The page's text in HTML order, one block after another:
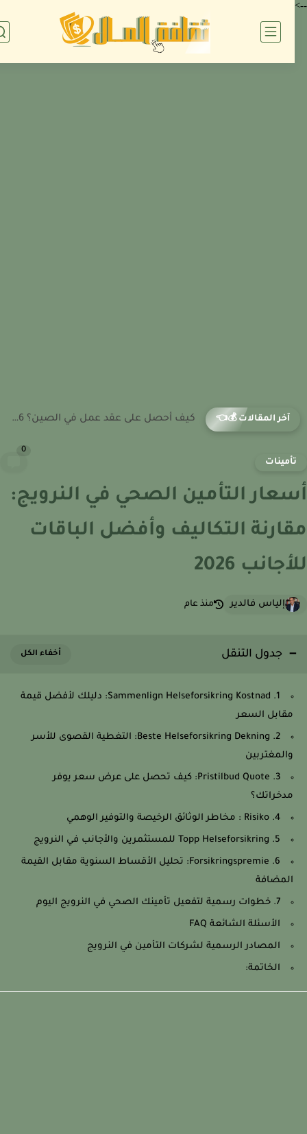
آخر المقالات 💰👈 كيف أحصل على عقد عمل في اليابان؟ 2026
التأمين الصحي في النرويج:
التكاليف وأفضل الباقات
2026
إلياس فالدير منذ عام
جدول التنقل
1. Sammenlign Helseforsikring Kostnad: دليلك لأفضل قيمة
مقابل السعر
2. Beste Helseforsikring Dekning: التغطية القصوى للأسر
والمغتربين
3. Pristilbud Quote: كيف تحصل على عرض سعر يوفر
مدخراتك؟
4. Risiko : مخاطر الوثائق الرخيصة والتوفير الوهمي
5. Topp Helseforsikring للمستثمرين والأجانب في النرويج
6. Forsikringspremie: تحليل الأقساط السنوية مقابل القيمة
المضافة
7. خطوات رسمية لتفعيل تأمينك الصحي في النرويج اليوم
الأسئلة الشائعة FAQ
المصادر الرسمية لشركات التأمين في النرويج
الخاتمة: